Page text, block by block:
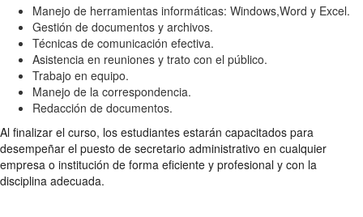
Manejo de herramientas informáticas: Windows,Word y Excel.
Gestión de documentos y archivos.
Técnicas de comunicación efectiva.
Asistencia en reuniones y trato con el público.
Trabajo en equipo.
Manejo de la correspondencia.
Redacción de documentos.
Al finalizar el curso, los estudiantes estarán capacitados para
desempeñar el puesto de secretario administrativo en cualquier
empresa o institución de forma eficiente y profesional y con la
disciplina adecuada.